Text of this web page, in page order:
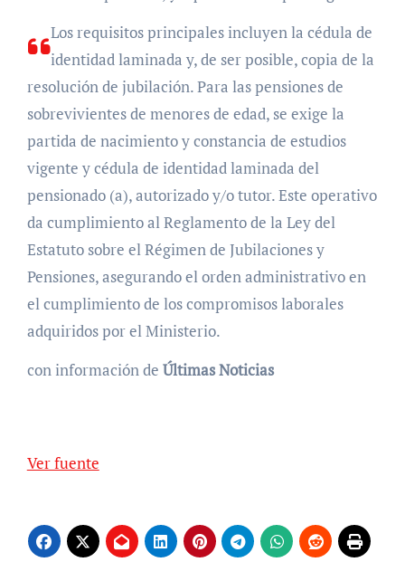
​Los requisitos principales incluyen la cédula de
identidad laminada y, de ser posible, copia de la
resolución de jubilación. Para las pensiones de
sobrevivientes de menores de edad, se exige la
partida de nacimiento y constancia de estudios
vigente y cédula de identidad laminada del
pensionado (a), autorizado y/o tutor. Este operativo
da cumplimiento al Reglamento de la Ley del
Estatuto sobre el Régimen de Jubilaciones y
Pensiones, asegurando el orden administrativo en
el cumplimiento de los compromisos laborales
adquiridos por el Ministerio.
con información de Últimas Noticias
Ver fuente